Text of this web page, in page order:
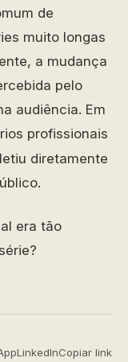
de
muito longas
a mudança
pelo
audiência. Em
profissionais
diretamente
era tão
LinkedInCopiar link